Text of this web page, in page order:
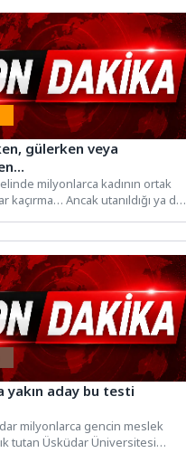
gülerken veya
milyonlarca kadının ortak
kaçırma… Ancak utanıldığı ya da
yakın aday bu testi
milyonlarca gencin meslek
tutan Üsküdar Üniversitesi